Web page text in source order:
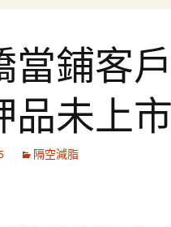
當鋪客
品未上
隔空減脂